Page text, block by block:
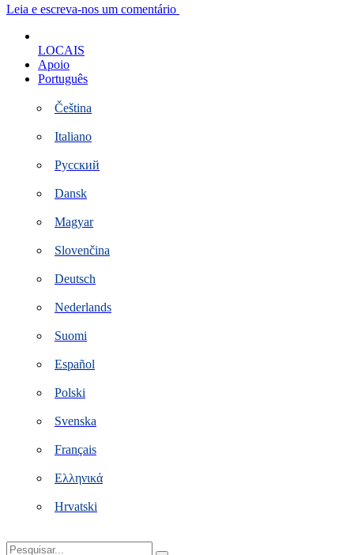
Ir
conteúdo
Leia e escreva-nos um comentário
LOCAIS
Apoio
Português
Čeština
Italiano
Русский
Dansk
Magyar
Slovenčina
Deutsch
Nederlands
Suomi
Español
Polski
Svenska
Français
Ελληνικά
Hrvatski
Pesquisar...